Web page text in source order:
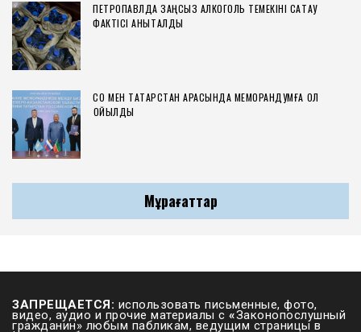
ПЕТРОПАВЛДА ЗАҢСЫЗ АЛКОГОЛЬ ТЕМЕКІНІ САҚТАУ
ФАКТІСІ АНЫҚТАЛДЫ
СҚО МЕН ТАТАРСТАН АРАСЫНДА МЕМОРАНДУМҒА ҚОЛ
ҚОЙЫЛДЫ
Мұрағаттар
ЗАПРЕЩАЕТСЯ: использовать письменные, фото,
видео, аудио и прочие материалы с «Законопослушный
гражданин» любым пабликам, ведущим страницы в